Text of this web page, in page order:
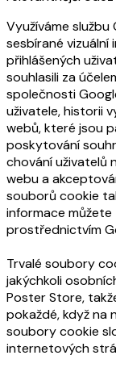
Využíváme
sesbírané vizuální
přihlášených
souhlasili za
společnosti
uživatele, historii
webů, které jsou
poskytování
chování uživatelů
webu a
souborů cookie
informace
prostřednictvím
Trvalé soubory
jakýchkoli
Poster Store,
pokaždé, když na
soubory cookie
internetových